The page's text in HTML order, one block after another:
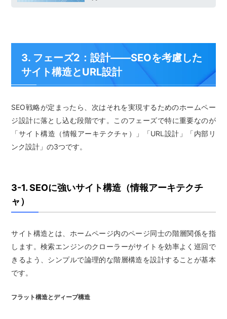
3. フェーズ2：設計——SEOを考慮した
サイト構造とURL設計
SEO戦略が定まったら、次はそれを実現するためのホームペー
ジ設計に落とし込む段階です。このフェーズで特に重要なのが
「サイト構造（情報アーキテクチャ）」「URL設計」「内部リ
ンク設計」の3つです。
3-1. SEOに強いサイト構造（情報アーキテクチ
ャ）
サイト構造とは、ホームページ内のページ同士の階層関係を指
します。検索エンジンのクローラーがサイトを効率よく巡回で
きるよう、シンプルで論理的な階層構造を設計することが基本
です。
フラット構造とディープ構造